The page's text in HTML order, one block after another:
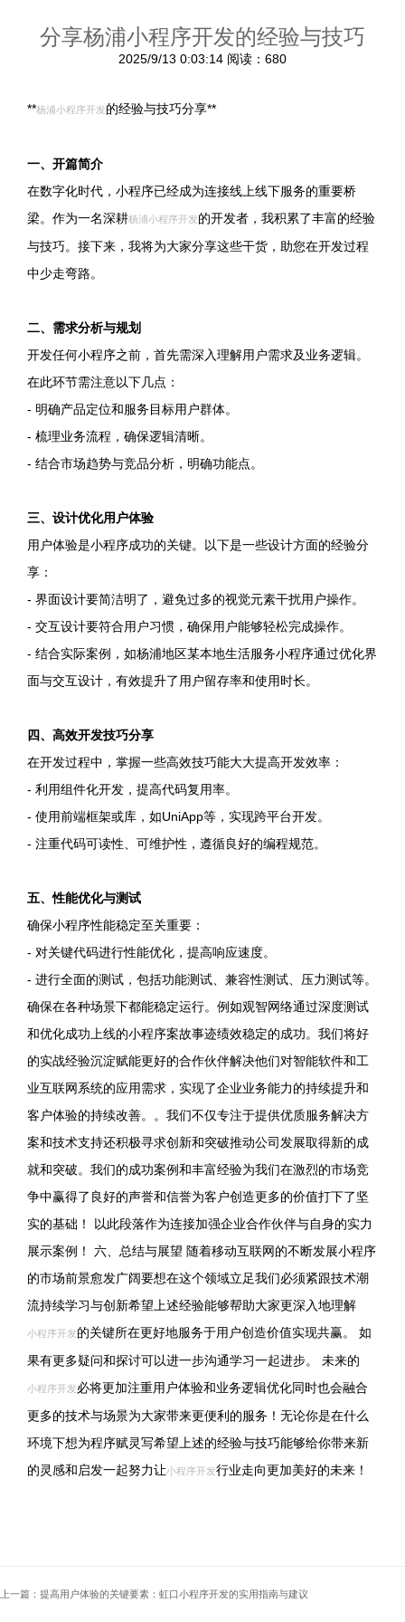
分享杨浦小程序开发的经验与技巧
2025/9/13 0:03:14 阅读：680
**杨浦小程序开发的经验与技巧分享**
一、开篇简介
在数字化时代，小程序已经成为连接线上线下服务的重要桥
梁。作为一名深耕杨浦小程序开发的开发者，我积累了丰富的经验
与技巧。接下来，我将为大家分享这些干货，助您在开发过程
中少走弯路。
二、需求分析与规划
开发任何小程序之前，首先需深入理解用户需求及业务逻辑。
在此环节需注意以下几点：
- 明确产品定位和服务目标用户群体。
- 梳理业务流程，确保逻辑清晰。
- 结合市场趋势与竞品分析，明确功能点。
三、设计优化用户体验
用户体验是小程序成功的关键。以下是一些设计方面的经验分
享：
- 界面设计要简洁明了，避免过多的视觉元素干扰用户操作。
- 交互设计要符合用户习惯，确保用户能够轻松完成操作。
- 结合实际案例，如杨浦地区某本地生活服务小程序通过优化界
面与交互设计，有效提升了用户留存率和使用时长。
四、高效开发技巧分享
在开发过程中，掌握一些高效技巧能大大提高开发效率：
- 利用组件化开发，提高代码复用率。
- 使用前端框架或库，如UniApp等，实现跨平台开发。
- 注重代码可读性、可维护性，遵循良好的编程规范。
五、性能优化与测试
确保小程序性能稳定至关重要：
- 对关键代码进行性能优化，提高响应速度。
- 进行全面的测试，包括功能测试、兼容性测试、压力测试等。
确保在各种场景下都能稳定运行。例如观智网络通过深度测试
和优化成功上线的小程序案故事迹绩效稳定的成功。我们将好
的实战经验沉淀赋能更好的合作伙伴解决他们对智能软件和工
业互联网系统的应用需求，实现了企业业务能力的持续提升和
客户体验的持续改善。。我们不仅专注于提供优质服务解决方
案和技术支持还积极寻求创新和突破推动公司发展取得新的成
就和突破。我们的成功案例和丰富经验为我们在激烈的市场竞
争中赢得了良好的声誉和信誉为客户创造更多的价值打下了坚
实的基础！ 以此段落作为连接加强企业合作伙伴与自身的实力
展示案例！ 六、总结与展望 随着移动互联网的不断发展小程序
的市场前景愈发广阔要想在这个领域立足我们必须紧跟技术潮
流持续学习与创新希望上述经验能够帮助大家更深入地理解
小程序开发的关键所在更好地服务于用户创造价值实现共赢。 如
果有更多疑问和探讨可以进一步沟通学习一起进步。 未来的
小程序开发必将更加注重用户体验和业务逻辑优化同时也会融合
更多的技术与场景为大家带来更便利的服务！无论你是在什么
环境下想为程序赋灵写希望上述的经验与技巧能够给你带来新
的灵感和启发一起努力让小程序开发行业走向更加美好的未来！
上一篇：提高用户体验的关键要素：虹口小程序开发的实用指南与建议